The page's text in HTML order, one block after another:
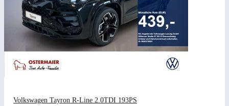
Volkswagen Tayron R-Line 2.0TDI 193PS